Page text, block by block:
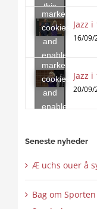
this
content
marketing
cookies
and
enable
this
content
Jazz i
16/09/
Click
to
accept
marketing
cookies
and
enable
Jazz i
20/09/
Seneste nyheder
Æ uchs ouer å
Bag om